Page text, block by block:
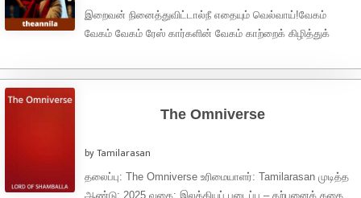
இறைவன் நினைத்துவிட்டால்நீ எதையும் வெல்வாய்!வேகம்
வேகம் வேகம் ரேஸ் கார்களின் வேகம் காற்றைக் கிழித்துக்
கார் முதலிடம் ...
The Omniverse
by Tamilarasan
தலைப்பு: The Omniverse உரிமையாளர்: Tamilarasan முடித்த
ஆண்டு: 2025 வகை: இலக்கியப் படைப்பு – கற்பனைக் கதை